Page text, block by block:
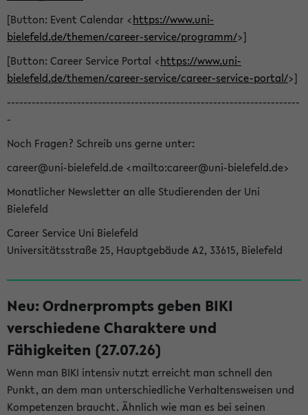
[Button: Event Calendar <https://www.uni-
bielefeld.de/themen/career-service/programm/>]
[Button: Career Service Portal <https://www.uni-
bielefeld.de/themen/career-service/career-service-portal/>]
-----------------------------------------------------------------------
-
Noch Fragen? Schreib uns gerne unter:
career@uni-bielefeld.de <mailto:career@uni-bielefeld.de>
Monatlicher Newsletter an alle Studierenden der Uni
Bielefeld
Career Service Uni Bielefeld
Universitätsstraße 25, Hauptgebäude A2, 33615, Bielefeld
Neu: Ordnerprompts geben BIKI
verschiedene Charaktere und
Fähigkeiten (27.07.26)
Wenn man BIKI intensiv nutzt erreicht man schnell den
Punkt, an dem man unterschiedliche Verhaltensweisen und
Kompetenzen braucht. Ähnlich wie man es bei seinen